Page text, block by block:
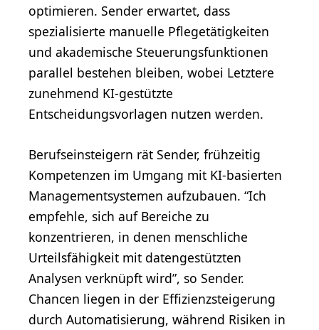
optimieren. Sender erwartet, dass
spezialisierte manuelle Pflegetätigkeiten
und akademische Steuerungsfunktionen
parallel bestehen bleiben, wobei Letztere
zunehmend KI-gestützte
Entscheidungsvorlagen nutzen werden.
Berufseinsteigern rät Sender, frühzeitig
Kompetenzen im Umgang mit KI-basierten
Managementsystemen aufzubauen. “Ich
empfehle, sich auf Bereiche zu
konzentrieren, in denen menschliche
Urteilsfähigkeit mit datengestützten
Analysen verknüpft wird”, so Sender.
Chancen liegen in der Effizienzsteigerung
durch Automatisierung, während Risiken in